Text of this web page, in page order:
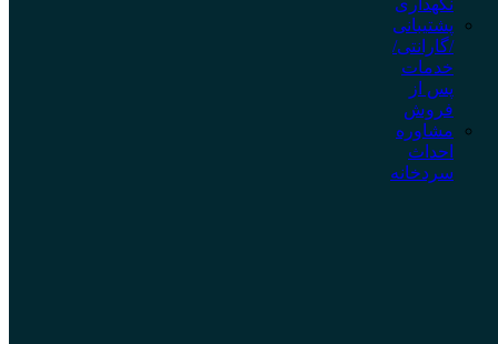
نگهداری
پشتیبانی
/گارانتی/
خدمات
پس از
فروش
مشاوره
احداث
سردخانه